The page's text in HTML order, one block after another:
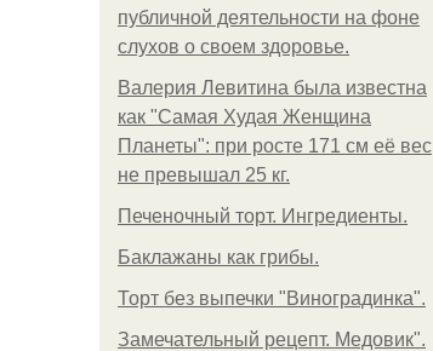
публичной деятельности на фоне
слухов о своем здоровье.
Валерия Левитина была известна
как "Самая Худая Женщина
Планеты": при росте 171 см её вес
не превышал 25 кг.
Печеночный торт. Ингредиенты.
Баклажаны как грибы.
Торт без выпечки "Виноградинка".
Замечательный рецепт. Медовик".